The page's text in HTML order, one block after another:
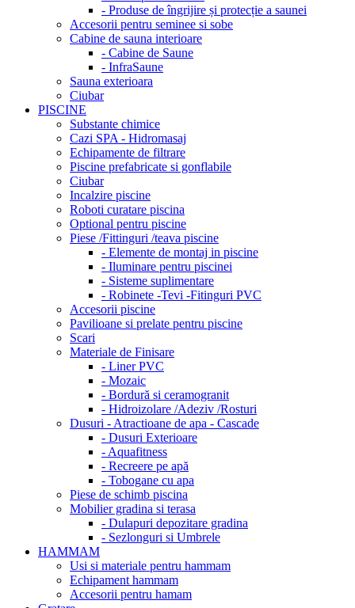
- Produse de îngrijire și protecție a saunei
Accesorii pentru seminee si sobe
Cabine de sauna interioare
- Cabine de Saune
- InfraSaune
Sauna exterioara
Ciubar
PISCINE
Substante chimice
Cazi SPA - Hidromasaj
Echipamente de filtrare
Piscine prefabricate si gonflabile
Ciubar
Incalzire piscine
Roboti curatare piscina
Optional pentru piscine
Piese /Fittinguri /teava piscine
- Elemente de montaj in piscine
- Iluminare pentru piscinei
- Sisteme suplimentare
- Robinete -Tevi -Fitinguri PVC
Accesorii piscine
Pavilioane si prelate pentru piscine
Scari
Materiale de Finisare
- Liner PVC
- Mozaic
- Bordură si ceramogranit
- Hidroizolare /Adeziv /Rosturi
Dusuri - Atractioane de apa - Cascade
- Dusuri Exterioare
- Aquafitness
- Recreere pe apă
- Tobogane cu apa
Piese de schimb piscina
Mobilier gradina si terasa
- Dulapuri depozitare gradina
- Sezlonguri si Umbrele
HAMMAM
Usi si materiale pentru hammam
Echipament hammam
Accesorii pentru hamam